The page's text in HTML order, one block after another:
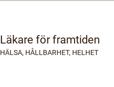
Läkare för framtiden
HÄLSA, HÅLLBARHET, HELHET